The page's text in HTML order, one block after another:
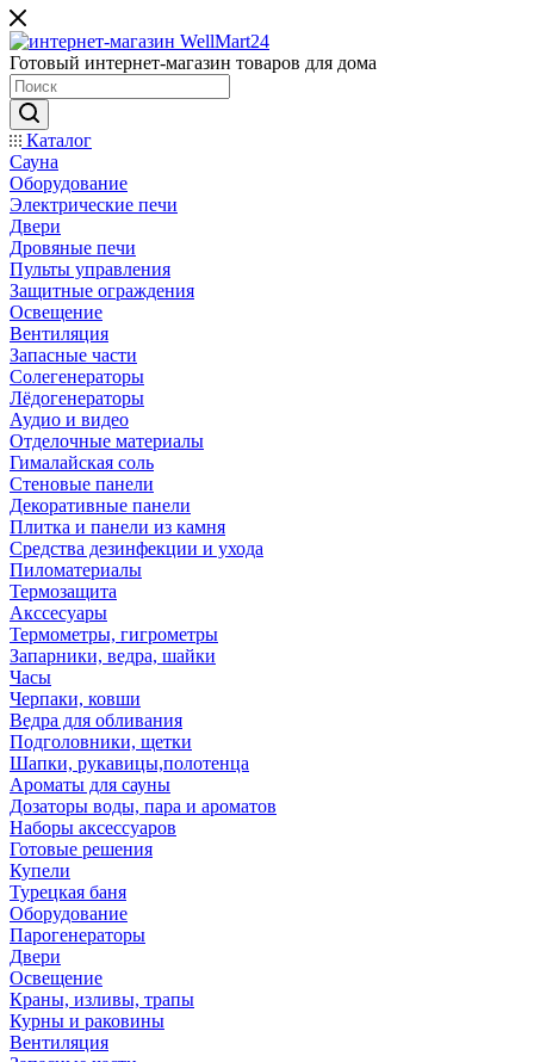
Готовый интернет-магазин товаров для дома
Каталог
Сауна
Оборудование
Электрические печи
Двери
Дровяные печи
Пульты управления
Защитные ограждения
Освещение
Вентиляция
Запасные части
Солегенераторы
Лёдогенераторы
Аудио и видео
Отделочные материалы
Гималайская соль
Стеновые панели
Декоративные панели
Плитка и панели из камня
Средства дезинфекции и ухода
Пиломатериалы
Термозащита
Аксcесуары
Термометры, гигрометры
Запарники, ведра, шайки
Часы
Черпаки, ковши
Ведра для обливания
Подголовники, щетки
Шапки, рукавицы,полотенца
Ароматы для сауны
Дозаторы воды, пара и ароматов
Наборы аксессуаров
Готовые решения
Купели
Турецкая баня
Оборудование
Парогенераторы
Двери
Освещение
Краны, изливы, трапы
Курны и раковины
Вентиляция